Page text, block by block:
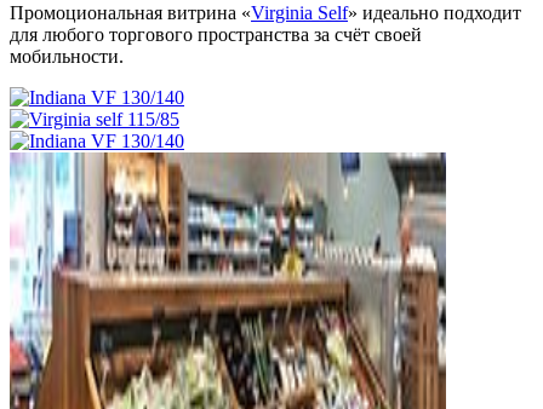
Промоциональная витрина «Virginia Self» идеально подходит
для любого торгового пространства за счёт своей
мобильности.